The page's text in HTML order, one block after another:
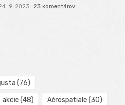
9. 2023 23 komentárov
(76)
akcie (48) Aérospatiale (30)